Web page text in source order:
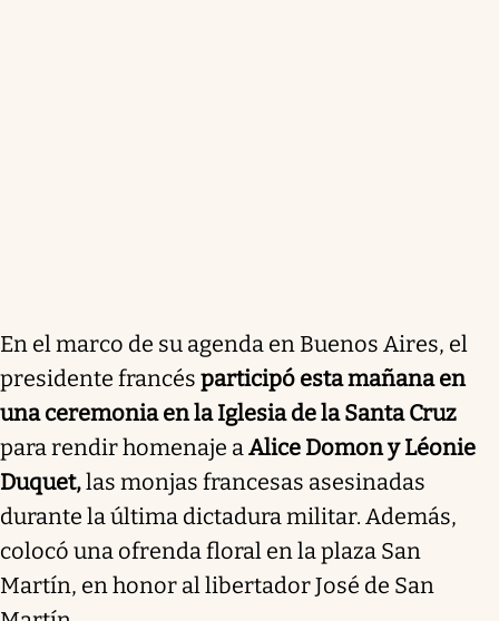
En el marco de su agenda en Buenos Aires, el
presidente francés participó esta mañana en
una ceremonia en la Iglesia de la Santa Cruz
para rendir homenaje aAlice Domon y Léonie
Duquet,las monjas francesas asesinadas
durante la última dictadura militar. Además,
colocó una ofrenda floral en la plaza San
Martín, en honor al libertador José de San